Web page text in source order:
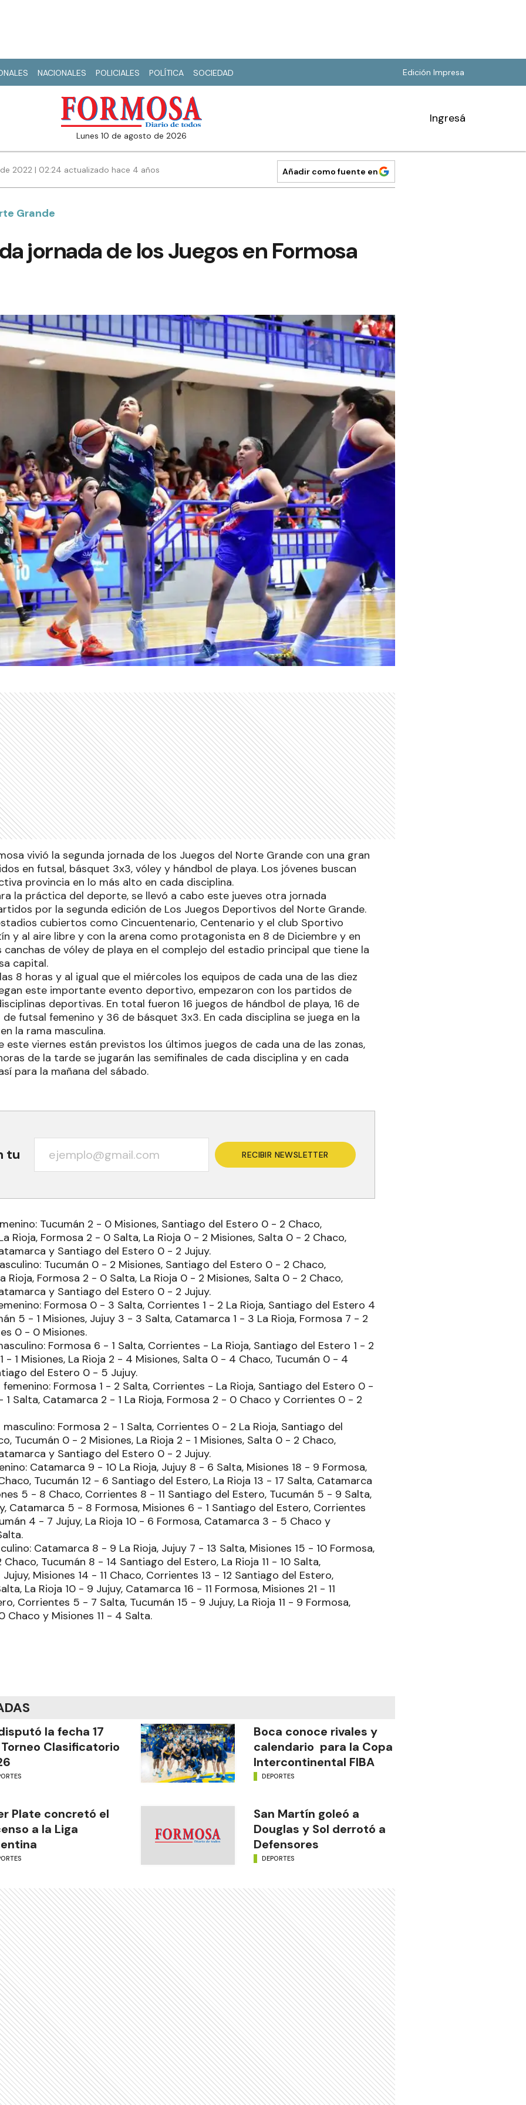
NACIONALES POLICIALES POLÍTICA SOCIEDAD Edición Impresa
lunes 10 de agosto de 2026
Ingresá
2022 | 02:24 actualizado hace 4 años Añadir como fuente en
Grande
jornada de los Juegos en Formosa
vivió la segunda jornada de los Juegos del Norte Grande con una gran
en futsal, básquet 3x3, vóley y hándbol de playa. Los jóvenes buscan
provincia en lo más alto en cada disciplina.
la práctica del deporte, se llevó a cabo este jueves otra jornada
por la segunda edición de Los Juegos Deportivos del Norte Grande.
cubiertos como Cincuentenario, Centenario y el club Sportivo
y al aire libre y con la arena como protagonista en 8 de Diciembre y en
canchas de vóley de playa en el complejo del estadio principal que tiene la
capital.
8 horas y al igual que el miércoles los equipos de cada una de las diez
este importante evento deportivo, empezaron con los partidos de
deportivas. En total fueron 16 juegos de hándbol de playa, 16 de
de futsal femenino y 36 de básquet 3x3. En cada disciplina se juega en la
la rama masculina.
este viernes están previstos los últimos juegos de cada una de las zonas,
de la tarde se jugarán las semifinales de cada disciplina y en cada
para la mañana del sábado.
tu RECIBIR NEWSLETTER
Tucumán 2 - 0 Misiones, Santiago del Estero 0 - 2 Chaco,
Rioja, Formosa 2 - 0 Salta, La Rioja 0 - 2 Misiones, Salta 0 - 2 Chaco,
y Santiago del Estero 0 - 2 Jujuy.
Tucumán 0 - 2 Misiones, Santiago del Estero 0 - 2 Chaco,
Rioja, Formosa 2 - 0 Salta, La Rioja 0 - 2 Misiones, Salta 0 - 2 Chaco,
y Santiago del Estero 0 - 2 Jujuy.
Formosa 0 - 3 Salta, Corrientes 1 - 2 La Rioja, Santiago del Estero 4
5 - 1 Misiones, Jujuy 3 - 3 Salta, Catamarca 1 - 3 La Rioja, Formosa 7 - 2
0 - 0 Misiones.
Formosa 6 - 1 Salta, Corrientes - La Rioja, Santiago del Estero 1 - 2
- 1 Misiones, La Rioja 2 - 4 Misiones, Salta 0 - 4 Chaco, Tucumán 0 - 4
del Estero 0 - 5 Jujuy.
Formosa 1 - 2 Salta, Corrientes - La Rioja, Santiago del Estero 0 -
1 Salta, Catamarca 2 - 1 La Rioja, Formosa 2 - 0 Chaco y Corrientes 0 - 2
Formosa 2 - 1 Salta, Corrientes 0 - 2 La Rioja, Santiago del
Tucumán 0 - 2 Misiones, La Rioja 2 - 1 Misiones, Salta 0 - 2 Chaco,
y Santiago del Estero 0 - 2 Jujuy.
Catamarca 9 - 10 La Rioja, Jujuy 8 - 6 Salta, Misiones 18 - 9 Formosa,
Tucumán 12 - 6 Santiago del Estero, La Rioja 13 - 17 Salta, Catamarca
5 - 8 Chaco, Corrientes 8 - 11 Santiago del Estero, Tucumán 5 - 9 Salta,
Catamarca 5 - 8 Formosa, Misiones 6 - 1 Santiago del Estero, Corrientes
4 - 7 Jujuy, La Rioja 10 - 6 Formosa, Catamarca 3 - 5 Chaco y
Catamarca 8 - 9 La Rioja, Jujuy 7 - 13 Salta, Misiones 15 - 10 Formosa,
Tucumán 8 - 14 Santiago del Estero, La Rioja 11 - 10 Salta,
Misiones 14 - 11 Chaco, Corrientes 13 - 12 Santiago del Estero,
La Rioja 10 - 9 Jujuy, Catamarca 16 - 11 Formosa, Misiones 21 - 11
Corrientes 5 - 7 Salta, Tucumán 15 - 9 Jujuy, La Rioja 11 - 9 Formosa,
Chaco y Misiones 11 - 4 Salta.
la fecha 17
Clasificatorio
Boca conoce rivales y
calendario para la Copa
Intercontinental FIBA
DEPORTES
Plate concretó el
a la Liga
San Martín goleó a
Douglas y Sol derrotó a
Defensores
DEPORTES